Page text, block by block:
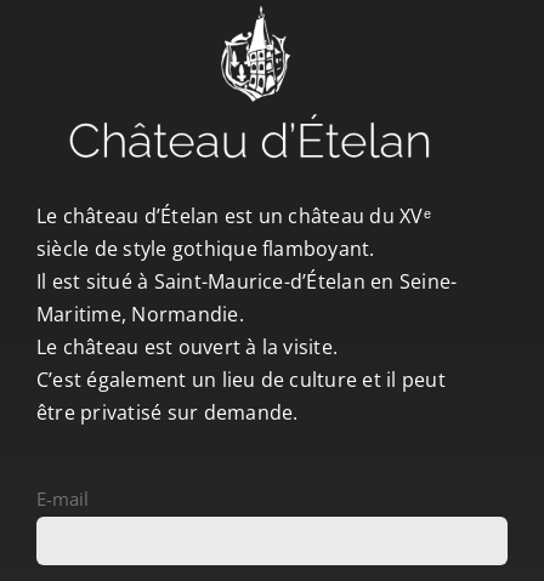
L’ASSOCIATION
CONTACT/ACCÈS
Le château d’Ételan est un château du XVᵉ
siècle de style gothique flamboyant.
Il est situé à Saint-Maurice-d’Ételan en Seine-
Maritime, Normandie.
Le château est ouvert à la visite.
C’est également un lieu de culture et il peut
être privatisé sur demande.
E-mail